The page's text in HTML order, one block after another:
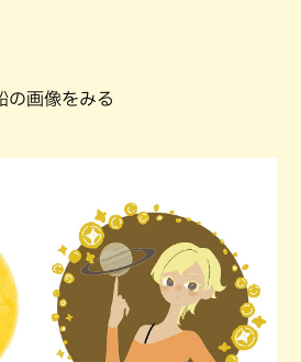
の画像をみる